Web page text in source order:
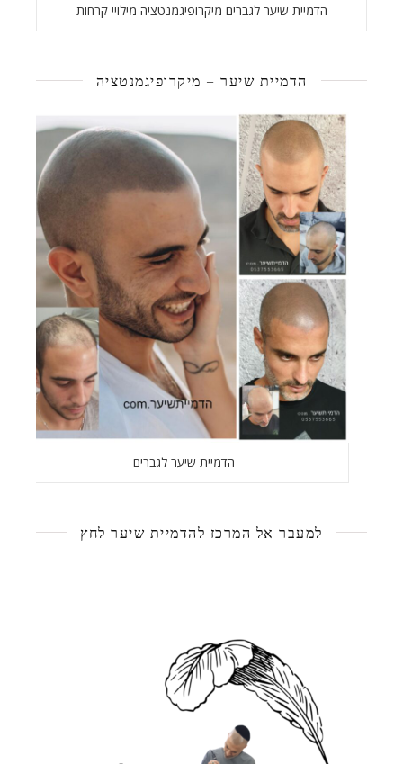
הדמיית שיער לגברים מיקרופיגמנטציה מילויי קרחות
הדמיית שיער – מיקרופיגמנטציה
הדמיית שיער לגברים
למעבר אל המרכז להדמיית שיער לחץ